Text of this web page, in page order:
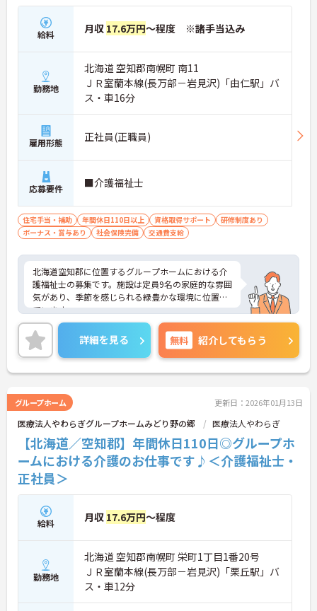
給料 月収 17.6万円～程度 ※諸手当込み
勤務地
北海道 空知郡南幌町 南11
ＪＲ室蘭本線(長万部－岩見沢)「由仁駅」バ
ス・車16分
雇用形態 正社員(正職員)
応募要件 ■介護福祉士
住宅手当・補助 年間休日110日以上 資格取得サポート
研修制度あり
ボーナス・賞与あり
社会保険完備 交通費支給
北海道空知郡に位置するグループホームにおける介
護福祉士の募集です。施設は定員9名の家庭的な雰囲
気があり、季節を感じられる緑豊かな環境に位置し
ています。
賞与4.4ヶ月分の支給実績があり、頑張りがきちんと
評価される職場です。
ご興味のある方には、面接対策ポイントなど、さら
に詳細をお話しいたしますのでお気軽にご相談くだ
さい！
詳細を見る 無料 紹介してもらう
グループホーム 更新日：2026年01月13日
医療法人やわらぎグループホームみどり野の郷 医療法人やわらぎ
【北海道／空知郡】年間休日110日◎グループホ
ームにおける介護のお仕事です♪＜介護福祉士・
正社員＞
給料 月収 17.6万円～程度
勤務地
北海道 空知郡南幌町 栄町1丁目1番20号
ＪＲ室蘭本線(長万部－岩見沢)「栗丘駅」バ
ス・車12分